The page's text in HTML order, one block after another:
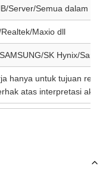
Server/Semua dalam satu
Maxio dll
SK Hynix/
hanya untuk tujuan
atas interpretasi akhir.